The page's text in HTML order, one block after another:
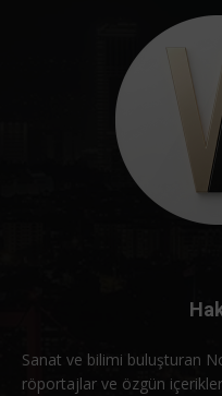
Sanat ve bilimi buluşturan
röportajlar ve özgün